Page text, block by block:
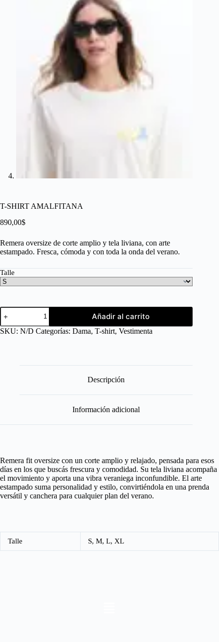
T-SHIRT AMALFITANA
890,00$
Remera oversize de corte amplio y tela liviana, con arte
estampado. Fresca, cómoda y con toda la onda del verano.
Talle
Añadir al carrito
SKU: N/D Categorías: Dama, T-shirt, Vestimenta
Descripción
Información adicional
Remera fit oversize con un corte amplio y relajado, pensada para esos
días en los que buscás frescura y comodidad. Su tela liviana acompaña
el movimiento y aporta una vibra veraniega inconfundible. El arte
estampado suma personalidad y estilo, convirtiéndola en una prenda
versátil y canchera para cualquier plan del verano.
Talle S, M, L, XL